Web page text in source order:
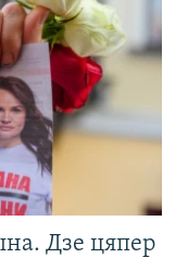
Дзе цяпер